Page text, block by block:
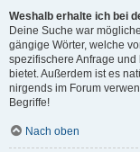
Weshalb erhalte ich bei
Deine Suche war
gängige Wörter, welche
spezifischere Anfrage
bietet. Außerdem ist es
nirgends im Forum
Begriffe!
Nach oben